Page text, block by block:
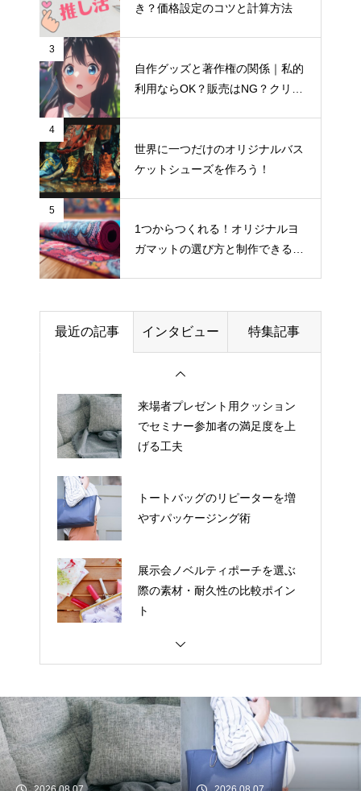
き？価格設定のコツと計算方法
3
自作グッズと著作権の関係｜私的
利用ならOK？販売はNG？クリエ
4
世界に一つだけのオリジナルバス
ケットシューズを作ろう！
5
1つからつくれる！オリジナルヨ
ガマットの選び方と制作できるお
最近の記事 インタビュー 特集記事
ランチバッグの入稿データ、解
BtoB向けノベルティとBtoC向け
【アイデア集】スマホケースが
説
ラゲッジタグのリピーターを増
やすパッケージング術
来場者プレゼント用クッション
でセミナー参加者の満足度を上
げる工夫
トートバッグのリピーターを増
やすパッケージング術
展示会ノベルティポーチを選ぶ
際の素材・耐久性の比較ポイン
ト
刻印入りタンブラーにロゴを入
AIツールでフェイスタオルのデ
ザインを時短する方法